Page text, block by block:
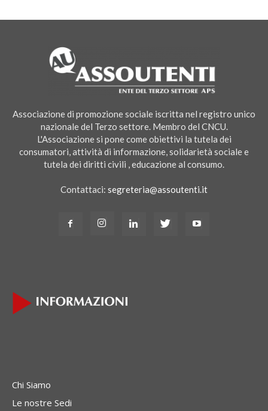
Associazione di promozione sociale iscritta nel registro unico
nazionale del Terzo settore. Membro del CNCU.
L'Associazione si pone come obiettivi la tutela dei
consumatori, attività di informazione, solidarietà sociale e
tutela dei diritti civili , educazione al consumo.
Contattaci: segreteria@assoutenti.it
Chi Siamo
Le nostre Sedi